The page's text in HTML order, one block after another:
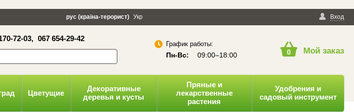
Оплата и доставка Политика конфиденциальности Вход
рус (країна-терорист) Укр
72-03, 067 654-29-42
График работы:
Пн-Вс: 09:00–18:00 0 Мой заказ
Цветущие
Декоративные
деревья и кусты
Пряные и
лекарственные
растения
Удобрения и
садовый инструмент